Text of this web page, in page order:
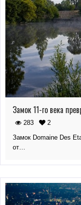
Замок 11-го века
283
2
Замок Domaine Des
от…